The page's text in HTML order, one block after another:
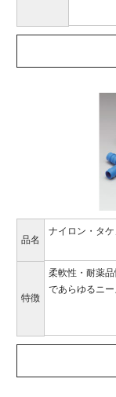
品名
ナイロン・タ
特徴
柔軟性・耐薬
であらゆるニー